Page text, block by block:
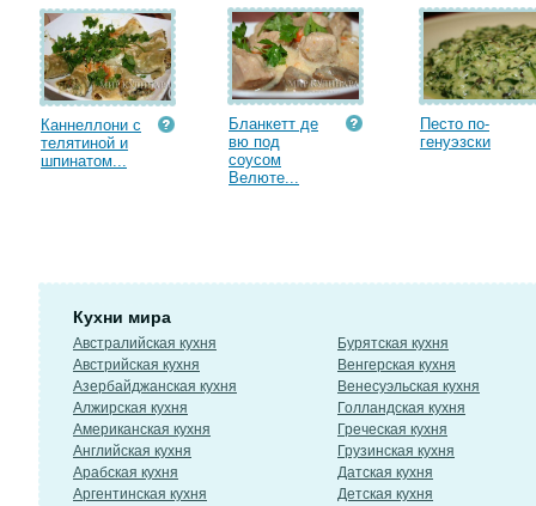
Каннеллони с
телятиной и
шпинатом...
Бланкетт де
вю под
соусом
Велюте...
Песто по-
генуэзски
Кухни мира
Австралийская кухня
Австрийская кухня
Азербайджанская кухня
Алжирская кухня
Американская кухня
Английская кухня
Арабская кухня
Аргентинская кухня
Бурятская кухня
Венгерская кухня
Венесуэльская кухня
Голландская кухня
Греческая кухня
Грузинская кухня
Датская кухня
Детская кухня